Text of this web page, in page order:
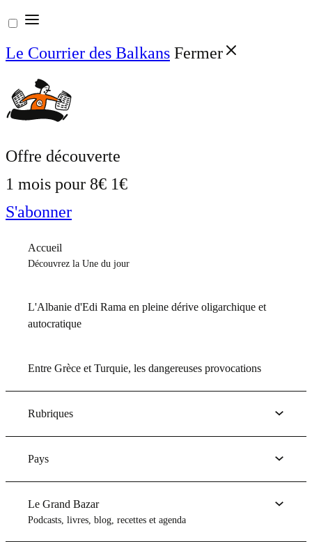
Aller
au
contenu
Le Courrier des Balkans Fermer
Offre découverte
1 mois pour 8€ 1€
S'abonner
Accueil
Découvrez la Une du jour
L'Albanie d'Edi Rama en pleine dérive oligarchique et
autocratique
Entre Grèce et Turquie, les dangereuses provocations
Rubriques
Pays
Le Grand Bazar
Podcasts, livres, blog, recettes et agenda